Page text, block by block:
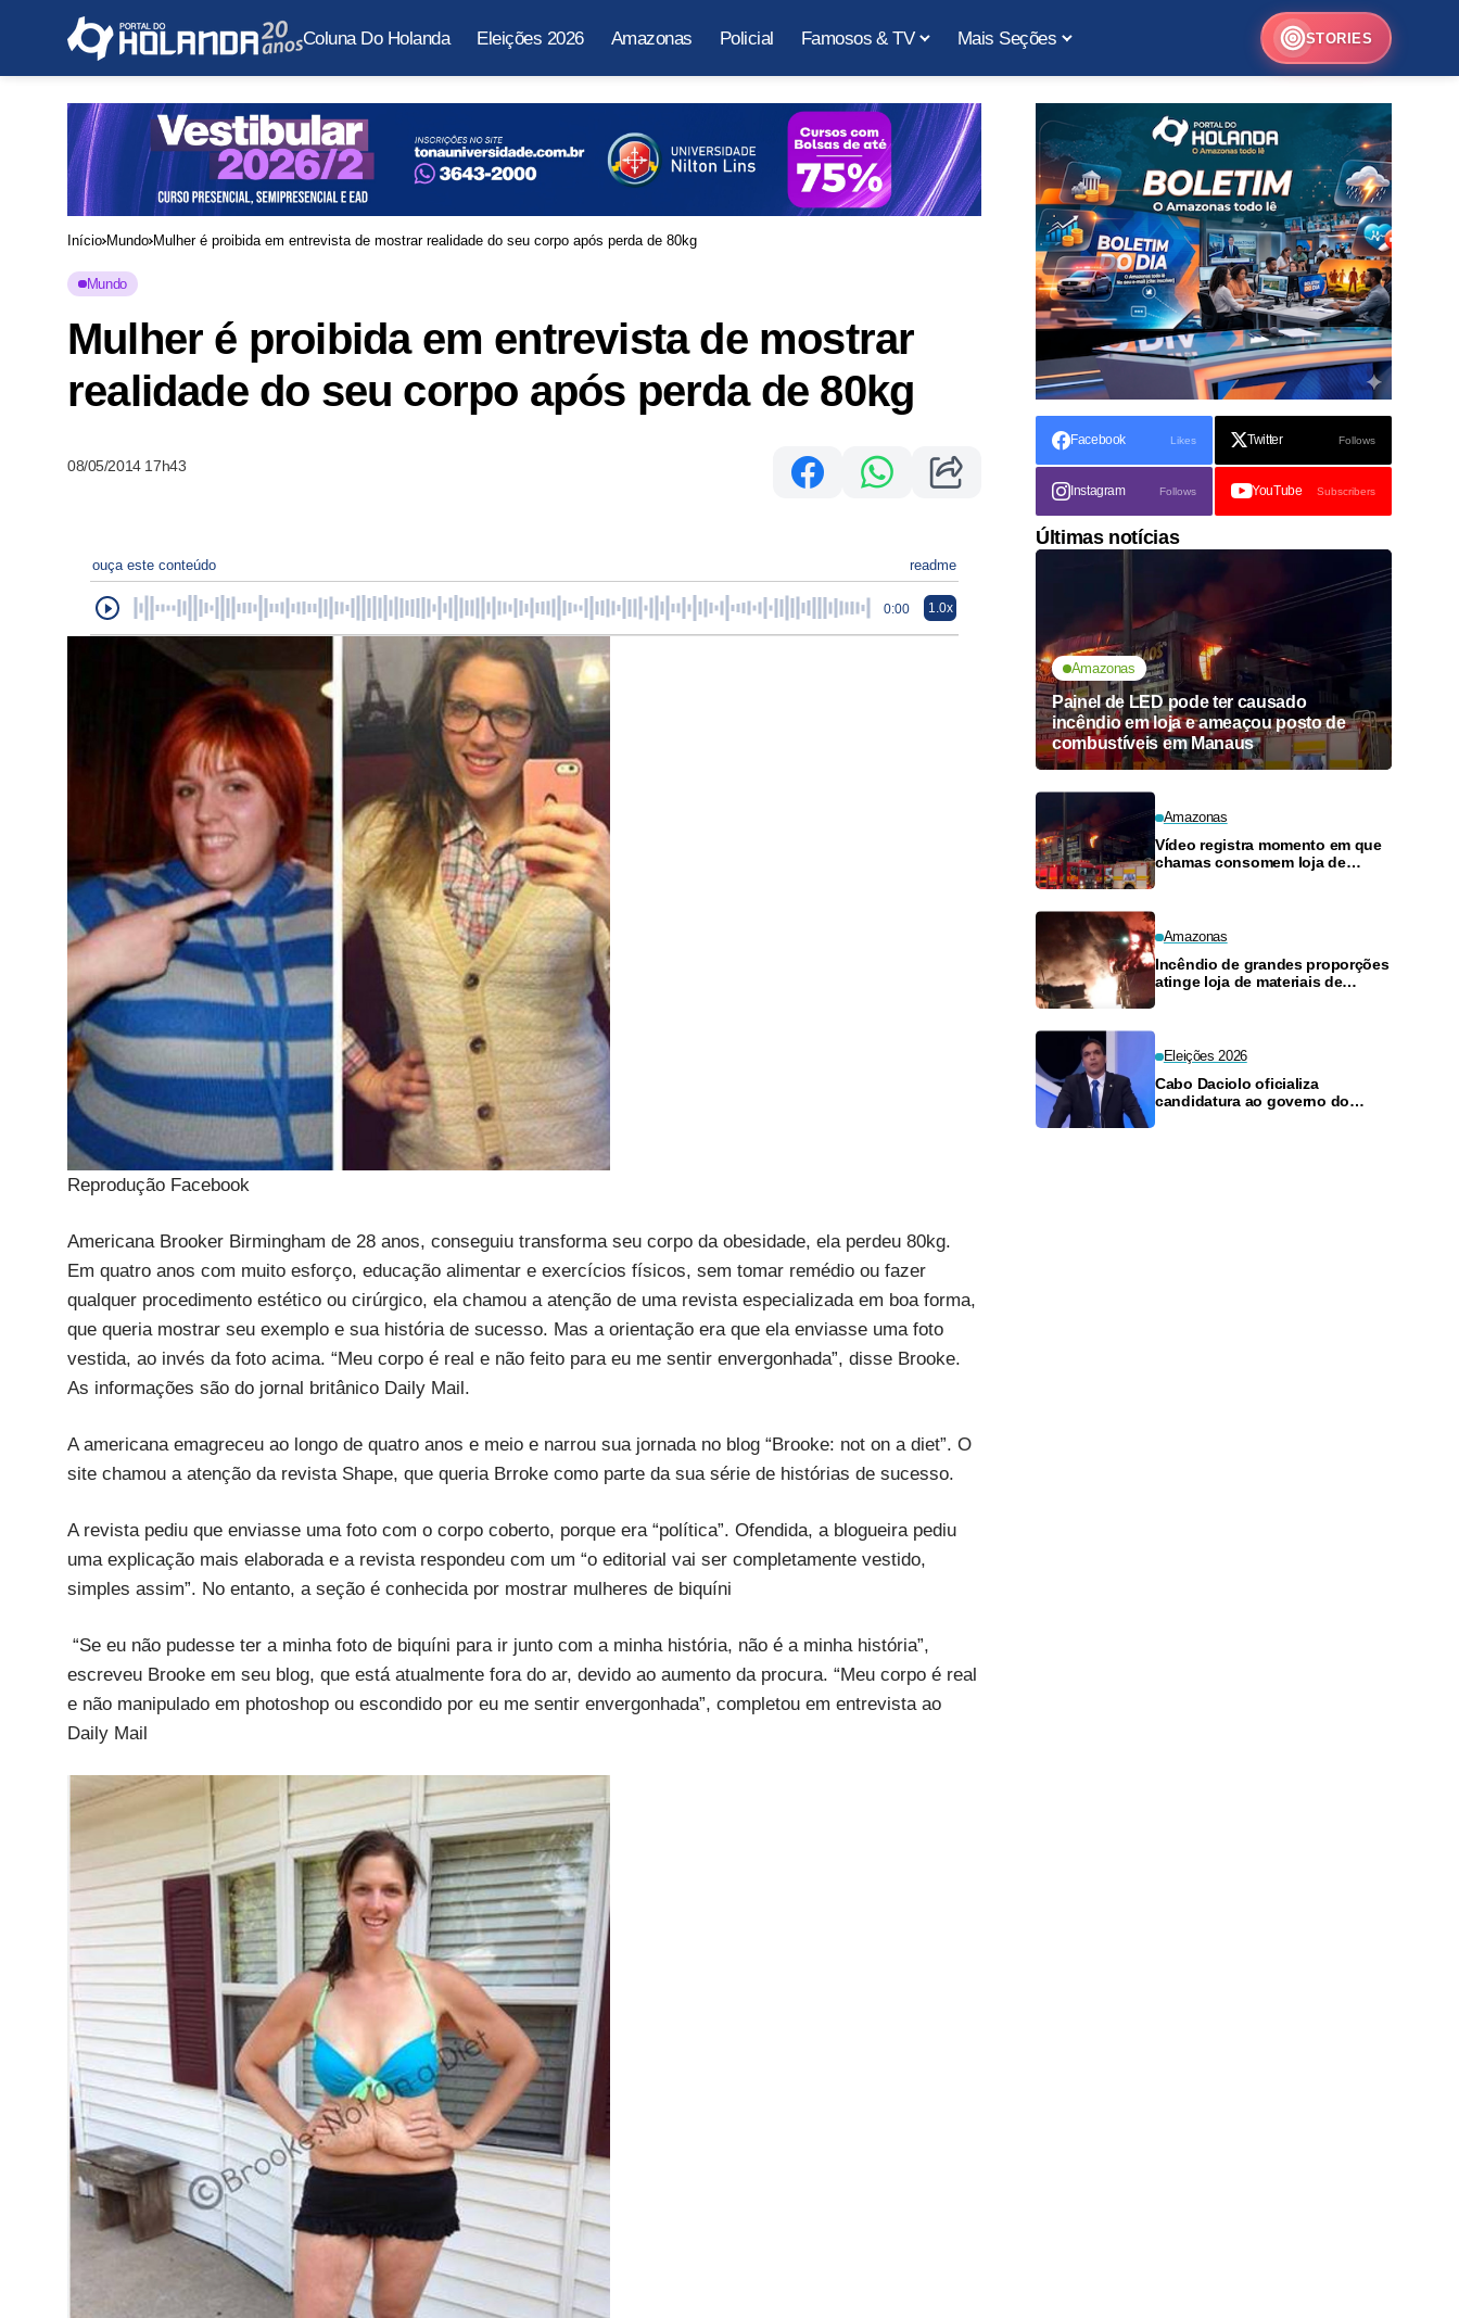
Coluna Do Holanda Eleições 2026 Amazonas Policial Famosos & TV Mais Seções STORIES
Início Mundo Mulher é proibida em entrevista de mostrar realidade do seu corpo após perda de 80kg
Mundo
Mulher é proibida em entrevista de mostrar
realidade do seu corpo após perda de 80kg
08/05/2014 17h43
ouça este conteúdo readme
0:00 1.0x
Reprodução Facebook
Americana Brooker Birmingham de 28 anos, conseguiu transforma seu corpo da obesidade, ela perdeu 80kg.
Em quatro anos com muito esforço, educação alimentar e exercícios físicos, sem tomar remédio ou fazer
qualquer procedimento estético ou cirúrgico, ela chamou a atenção de uma revista especializada em boa forma,
que queria mostrar seu exemplo e sua história de sucesso. Mas a orientação era que ela enviasse uma foto
vestida, ao invés da foto acima. “Meu corpo é real e não feito para eu me sentir envergonhada”, disse Brooke.
As informações são do jornal britânico Daily Mail.
A americana emagreceu ao longo de quatro anos e meio e narrou sua jornada no blog “Brooke: not on a diet”. O
site chamou a atenção da revista Shape, que queria Brroke como parte da sua série de histórias de sucesso.
A revista pediu que enviasse uma foto com o corpo coberto, porque era “política”. Ofendida, a blogueira pediu
uma explicação mais elaborada e a revista respondeu com um “o editorial vai ser completamente vestido,
simples assim”. No entanto, a seção é conhecida por mostrar mulheres de biquíni
“Se eu não pudesse ter a minha foto de biquíni para ir junto com a minha história, não é a minha história”,
escreveu Brooke em seu blog, que está atualmente fora do ar, devido ao aumento da procura. “Meu corpo é real
e não manipulado em photoshop ou escondido por eu me sentir envergonhada”, completou em entrevista ao
Daily Mail
Facebook Likes Twitter Follows
Instagram Follows YouTube Subscribers
Últimas notícias
Amazonas
Painel de LED pode ter causado
incêndio em loja e ameaçou posto de
combustíveis em Manaus
Amazonas
Vídeo registra momento em que
chamas consomem loja de
Amazonas
Incêndio de grandes proporções
atinge loja de materiais de
Eleições 2026
Cabo Daciolo oficializa
candidatura ao governo do